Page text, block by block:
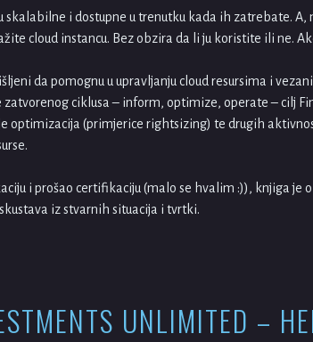
skalabilne i dostupne u trenutku kada ih zatrebate.
cloud instancu. Bez obzira da li ju koristite ili ne.
da pomognu u upravljanju cloud resursima i
ciklusa – inform, optimize, operate – cilj
optimizacija (primjerice rightsizing) te drugih
i prošao certifikaciju (malo se hvalim :)), knjiga je
iz stvarnih situacija i tvrtki.
UNLIMITED –